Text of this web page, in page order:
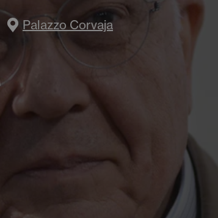
Palazzo Corvaja